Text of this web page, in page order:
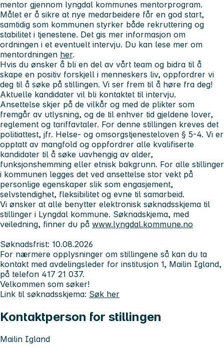
mentor gjennom lyngdal kommunes mentorprogram.
Målet er å sikre at nye medarbeidere får en god start,
samtidig som kommunen styrker både rekruttering og
stabilitet i tjenestene. Det gis mer informasjon om
ordningen i et eventuelt intervju. Du kan lese mer om
mentordningen her.
Hvis du ønsker å bli en del av vårt team og bidra til å
skape en positiv forskjell i menneskers liv, oppfordrer vi
deg til å søke på stillingen. Vi ser frem til å høre fra deg!
Aktuelle kandidater vil bli kontaktet til intervju.
Ansettelse skjer på de vilkår og med de plikter som
fremgår av utlysning, og de til enhver tid gjeldene lover,
reglement og tariffavtaler. For denne stillingen kreves det
politiattest, jfr. Helse- og omsorgstjenesteloven § 5-4. Vi er
opptatt av mangfold og oppfordrer alle kvalifiserte
kandidater til å søke uavhengig av alder,
funksjonshemming eller etnisk bakgrunn. For alle stillinger
i kommunen legges det ved ansettelse stor vekt på
personlige egenskaper slik som engasjement,
selvstendighet, fleksibilitet og evne til samarbeid.
Vi ønsker at alle benytter elektronisk søknadsskjema til
stillinger i Lyngdal kommune. Søknadskjema, med
veiledning, finner du på www.lyngdal.kommune.no
Søknadsfrist: 10.08.2026
For nærmere opplysninger om stillingene så kan du ta
kontakt med avdelingsleder for institusjon 1, Mailin Igland,
på telefon 417 21 037.
Velkommen som søker!
Link til søknadsskjema: Søk her
Kontaktperson for stillingen
Mailin Igland